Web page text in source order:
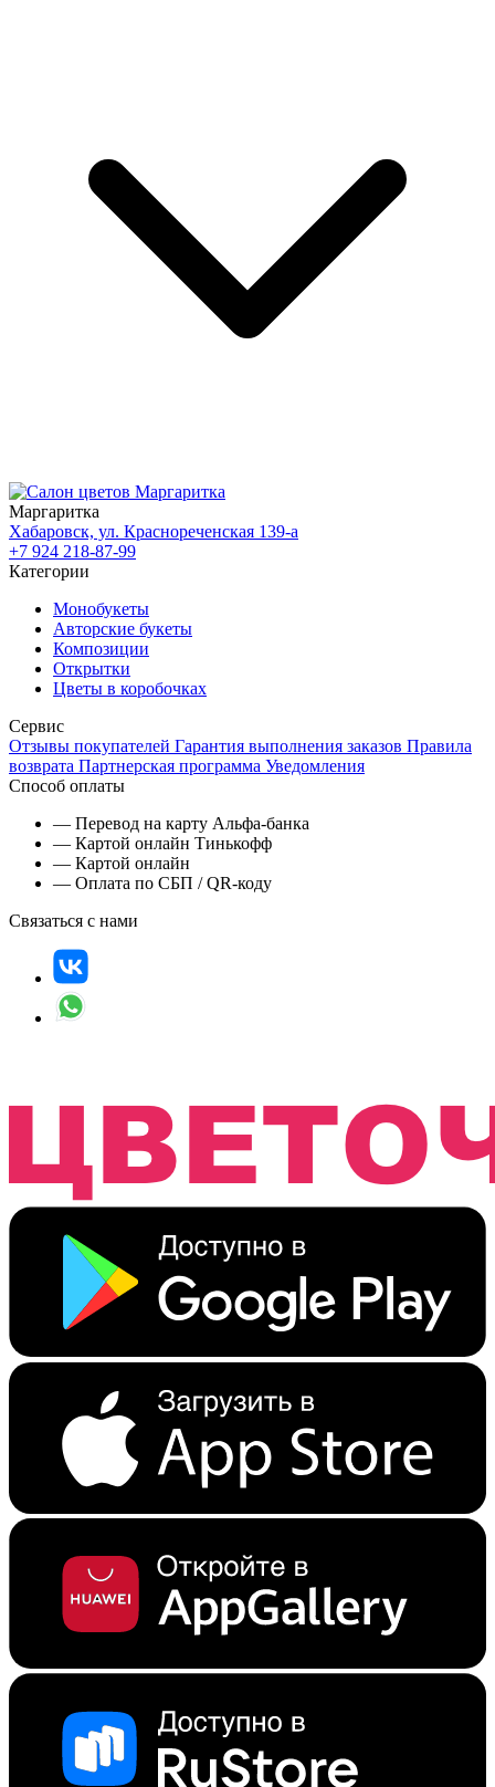
Маргаритка
Хабаровск, ул. Краснореченская 139-а
+7 924 218-87-99
Категории
Монобукеты
Авторские букеты
Композиции
Открытки
Цветы в коробочках
Сервис
Отзывы покупателей Гарантия выполнения заказов Правила
возврата Партнерская программа Уведомления
Способ оплаты
— Перевод на карту Альфа-банка
— Картой онлайн Тинькофф
— Картой онлайн
— Оплата по СБП / QR-коду
Связаться с нами